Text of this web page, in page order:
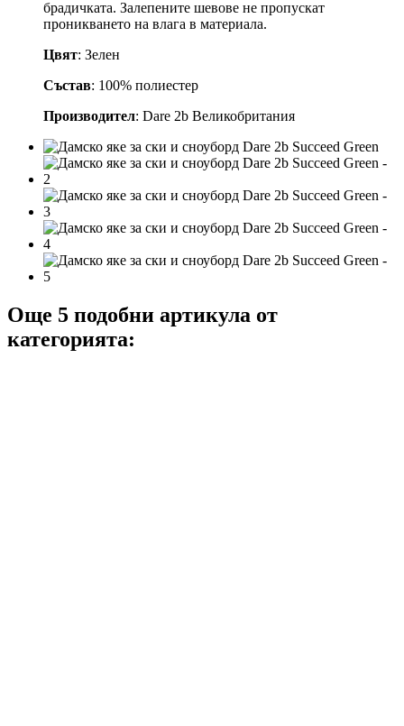
брадичката. Залепените шевове не пропускат
проникването на влага в материала.
Цвят: Зелен
Състав: 100% полиестер
Производител: Dare 2b Великобритания
Още 5 подобни артикула от
категорията: